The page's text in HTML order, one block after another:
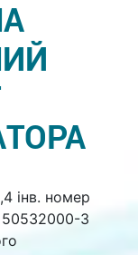
інв. номер
50532000-3